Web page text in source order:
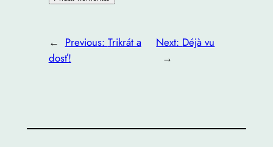
← Previous: Trikrát a
dosť!
Next: Déjà vu
→